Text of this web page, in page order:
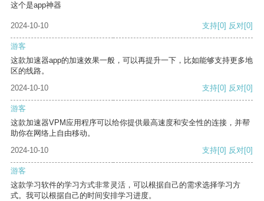
这个是app神器
2024-10-10 支持[0] 反对[0]
游客
这款加速器app的加速效果一般，可以再提升一下，比如能够支持更多地
区的线路。
2024-10-10
支持[0] 反对[0]
游客
这款加速器VPM应用程序可以给你提供最高速度和安全性的连接，并帮
助你在网络上自由移动。
2024-10-10
支持[0] 反对[0]
游客
这款学习软件的学习方式非常灵活，可以根据自己的需求选择学习方
式。我可以根据自己的时间安排学习进度。